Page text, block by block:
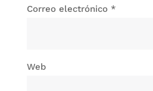
Correo electrónico *
Web